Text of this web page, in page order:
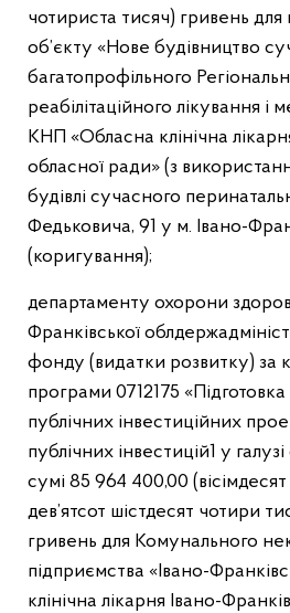
чотириста тисяч) гривень
об’єкту «Нове будівництво
багатопрофільного
реабілітаційного лікування і
КНП «Облаcна клінічна
обласної ради» (з
будівлі сучасного
Федьковича, 91 у м. Івано-
(коригування);
департаменту охорони
Франківської
фонду (видатки розвитку) за
програми 0712175 «Підготовка
публічних інвестиційних
публічних інвестицій1 у
сумі 85 964 400,00 (вісімдесят
дев’ятсот шістдесят чотири
гривень для Комунального
підприємства «Івано-
клінічна лікарня Івано-